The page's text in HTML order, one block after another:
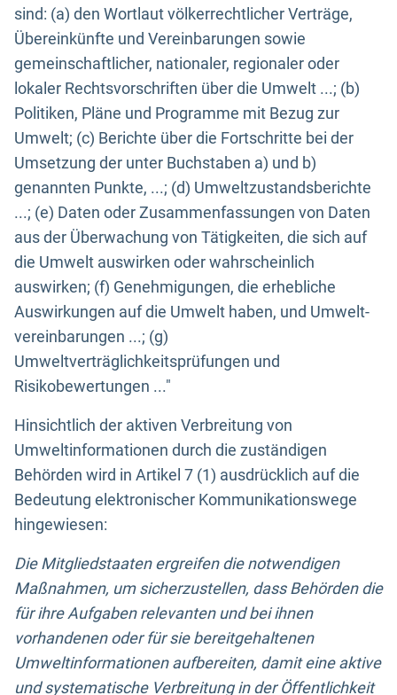
sind: (a) den Wortlaut völkerrechtlicher Verträge,
Übereinkünfte und Vereinbarungen sowie
gemeinschaftlicher, nationaler, regionaler oder
lokaler Rechtsvorschriften über die Umwelt ...; (b)
Politiken, Pläne und Programme mit Bezug zur
Umwelt; (c) Berichte über die Fortschritte bei der
Umsetzung der unter Buchstaben a) und b)
genannten Punkte, ...; (d) Umweltzustandsberichte
...; (e) Daten oder Zusammenfassungen von Daten
aus der Überwachung von Tätigkeiten, die sich auf
die Umwelt auswirken oder wahrscheinlich
auswirken; (f) Genehmigungen, die erhebliche
Auswirkungen auf die Umwelt haben, und Umwelt-
vereinbarungen ...; (g)
Umweltverträglichkeitsprüfungen und
Risikobewertungen ..."
Hinsichtlich der aktiven Verbreitung von
Umweltinformationen durch die zuständigen
Behörden wird in Artikel 7 (1) ausdrücklich auf die
Bedeutung elektronischer Kommunikationswege
hingewiesen:
Die Mitgliedstaaten ergreifen die notwendigen
Maßnahmen, um sicherzustellen, dass Behörden die
für ihre Aufgaben relevanten und bei ihnen
vorhandenen oder für sie bereitgehaltenen
Umweltinformationen aufbereiten, damit eine aktive
und systematische Verbreitung in der Öffentlichkeit